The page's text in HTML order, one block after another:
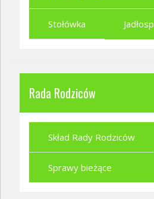
Stołówka
Rada Rodziców
Skład Rady Rodziców
Sprawy bieżące